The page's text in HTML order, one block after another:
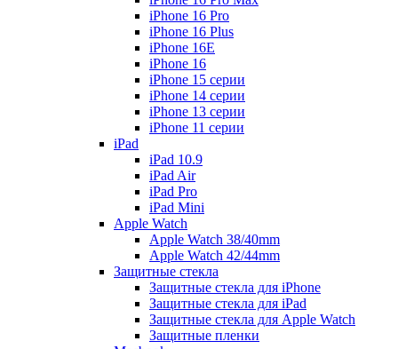
iPhone 16 Pro
iPhone 16 Plus
iPhone 16E
iPhone 16
iPhone 15 серии
iPhone 14 серии
iPhone 13 серии
iPhone 11 серии
iPad
iPad 10.9
iPad Air
iPad Pro
iPad Mini
Apple Watch
Apple Watch 38/40mm
Apple Watch 42/44mm
Защитные стекла
Защитные стекла для iPhone
Защитные стекла для iPad
Защитные стекла для Apple Watch
Защитные пленки